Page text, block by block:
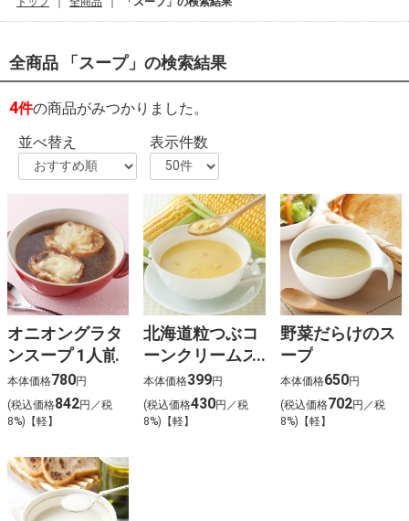
ゼリー
全商品 「スープ」の検索結果
4件の商品がみつかりました。
並べ替え
表示件数
オニオングラタ
ンスープ 1人前
本体価格780円
(税込価格842円／税
8%)【軽】
北海道粒つぶコ
ーンクリームス
ープ
本体価格399円
(税込価格430円／税
8%)【軽】
野菜だらけのス
ープ
本体価格650円
(税込価格702円／税
8%)【軽】